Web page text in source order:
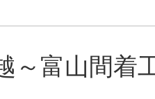
～富山間着